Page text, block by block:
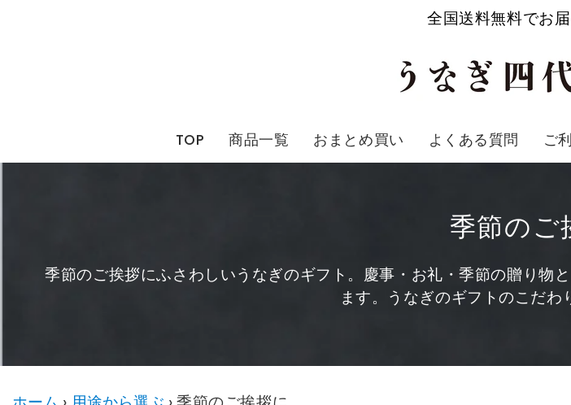
全国送料無料でお届
TOP 商品一覧 おまとめ買い よくある質問 ご
季節のご
季節のご挨拶にふさわしいうなぎのギフト。慶事・お礼・季節の贈り物
ます。うなぎのギフトのこだわ